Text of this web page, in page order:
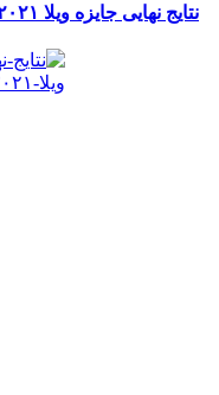
نتایج نهایی جایزه ویلا ۲۰۲۱